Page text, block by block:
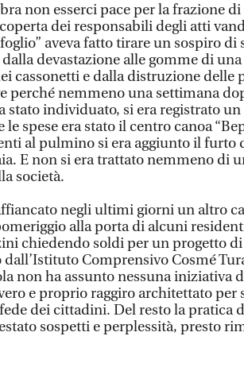
non esserci pace per la frazione di
dei responsabili degli atti
aveva fatto tirare un sospiro di
devastazione alle gomme di
cassonetti e dalla distruzione delle
perché nemmeno una settimana
stato individuato, si era registrato
le spese era stato il centro canoa
al pulmino si era aggiunto il furto
E non si era trattato nemmeno di
società.
negli ultimi giorni un altro
alla porta di alcuni
chiedendo soldi per un progetto
Comprensivo Cosmé
non ha assunto nessuna iniziativa
e proprio raggiro architettato per
dei cittadini. Del resto la pratica
sospetti e perplessità, presto